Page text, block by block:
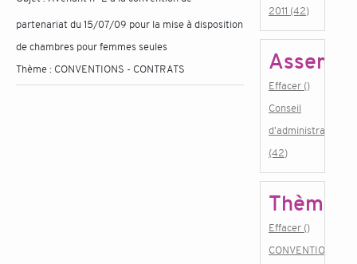
partenariat du 15/07/09 pour la mise à disposition
de chambres pour femmes seules
Thème : CONVENTIONS - CONTRATS
2011 (42)
Effacer ()
Conseil
d'administration
(42)
Thème
Effacer ()
CONVENTIONS